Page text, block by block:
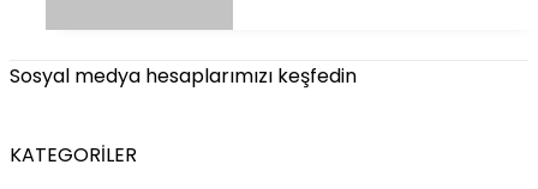
Sosyal medya hesaplarımızı keşfedin
KATEGORİLER